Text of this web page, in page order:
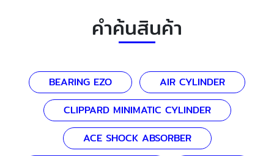
คำค้นสินค้า
BEARING EZO
AIR CYLINDER
CLIPPARD MINIMATIC CYLINDER
ACE SHOCK ABSORBER